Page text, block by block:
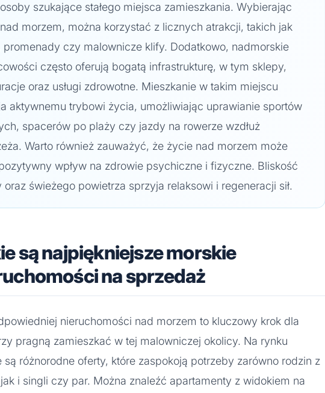
szukające stałego miejsca zamieszkania. Wybierając
morzem, można korzystać z licznych atrakcji, takich jak
promenady czy malownicze klify. Dodatkowo, nadmorskie
często oferują bogatą infrastrukturę, w tym sklepy,
oraz usługi zdrowotne. Mieszkanie w takim miejscu
aktywnemu trybowi życia, umożliwiając uprawianie sportów
spacerów po plaży czy jazdy na rowerze wzdłuż
Warto również zauważyć, że życie nad morzem może
wpływ na zdrowie psychiczne i fizyczne. Bliskość
oraz świeżego powietrza sprzyja relaksowi i regeneracji sił.
są najpiękniejsze morskie
na sprzedaż
nieruchomości nad morzem to kluczowy krok dla
pragną zamieszkać w tej malowniczej okolicy. Na rynku
są różnorodne oferty, które zaspokoją potrzeby zarówno rodzin z
i singli czy par. Można znaleźć apartamenty z widokiem na